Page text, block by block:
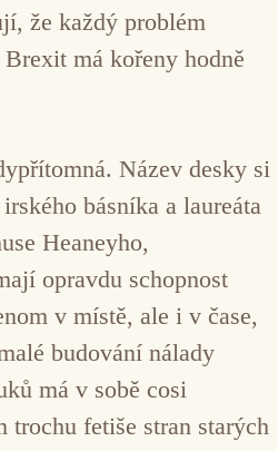
že každý problém
má kořeny hodně
Název desky si
básníka a laureáta
Heaneyho,
opravdu schopnost
v místě, ale i v čase,
budování nálady
má v sobě cosi
trochu fetiše stran starých